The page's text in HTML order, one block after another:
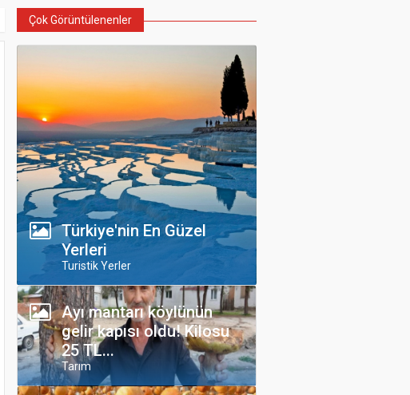
Çok Görüntülenenler
Türkiye'nin En Güzel
Yerleri
Turistik Yerler
Ayı mantarı köylünün
gelir kapısı oldu! Kilosu
25 TL...
Tarım